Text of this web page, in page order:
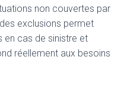
non couvertes par
exclusions permet
en cas de sinistre et
réellement aux besoins